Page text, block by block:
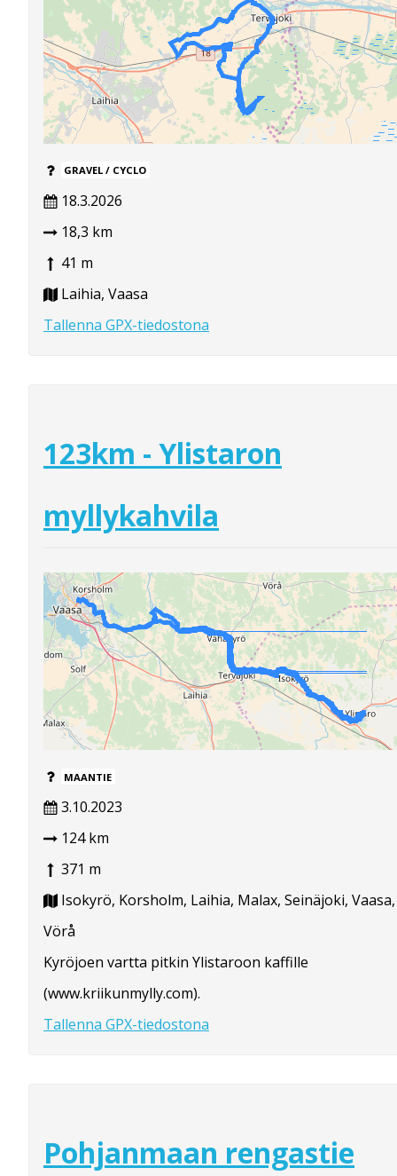
GRAVEL / CYCLO
18.3.2026
18,3 km
41 m
Laihia, Vaasa
Tallenna GPX-tiedostona
123km - Ylistaron
myllykahvila
MAANTIE
3.10.2023
124 km
371 m
Isokyrö, Korsholm, Laihia, Malax, Seinäjoki, Vaasa,
Vörå
Kyröjoen vartta pitkin Ylistaroon kaffille
(www.kriikunmylly.com).
Tallenna GPX-tiedostona
Pohjanmaan rengastie